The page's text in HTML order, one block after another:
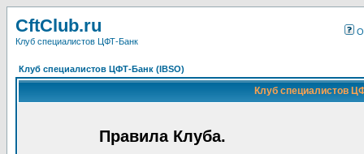
CftClub.ru
Клуб специалистов ЦФТ-Банк
О
Клуб специалистов ЦФТ-Банк (IBSO)
Клуб специалистов
Правила Клуба.